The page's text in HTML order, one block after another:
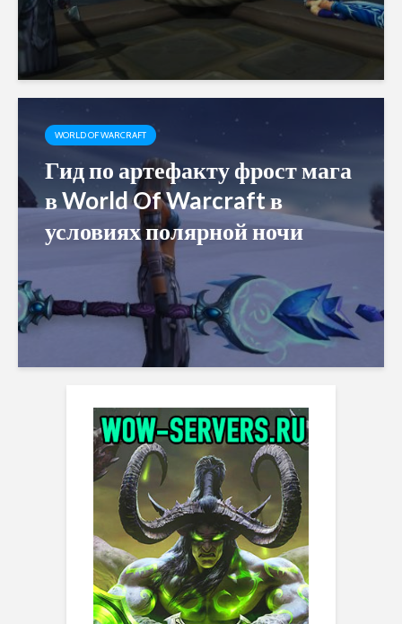
WORLD OF WARCRAFT
Гид по артефакту фрост мага
в World Of Warcraft в
условиях полярной ночи